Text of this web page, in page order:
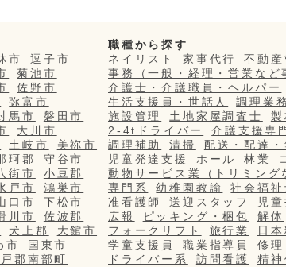
市
逗子市
菊池市
佐野市
弥富市
馬市
磐田市
大川市
土岐市
美祢市
珂郡
守谷市
街市
小豆郡
戸市
鴻巣市
口市
下松市
川市
佐波郡
犬上郡
大館市
市
国東市
郡南部町
職種から探す
ネイリスト
家事代行
不動
事務（一般・経理・営業など
介護士・介護職員・ヘルパー
生活支援員・世話人
調理業
施設管理
土地家屋調査士
2-4tドライバー
介護支援専
調理補助
清掃
配送・配達
児童発達支援
ホール 林業
動物サービス業（トリミング
専門系
幼稚園教諭
社会福
准看護師
送迎スタッフ
児
広報
ピッキング・梱包
解体
フォークリフト
旅行業
日
学童支援員
職業指導員
修
ドライバー系
訪問看護
精